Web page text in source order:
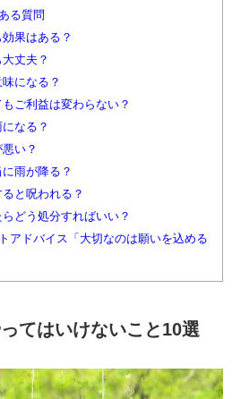
る質問
果はある？
丈夫？
になる？
ご利益は変わらない？
なる？
い？
雨が降る？
と呪われる？
どう処分すればいい？
アドバイス「大切なのは願いを込める
てはいけないこと10選